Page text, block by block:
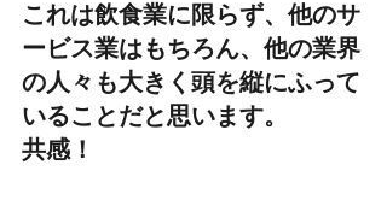
これは飲食業に限らず、他のサ
ービス業はもちろん、他の業界
の人々も大きく頭を縦にふって
いることだと思います。
共感！